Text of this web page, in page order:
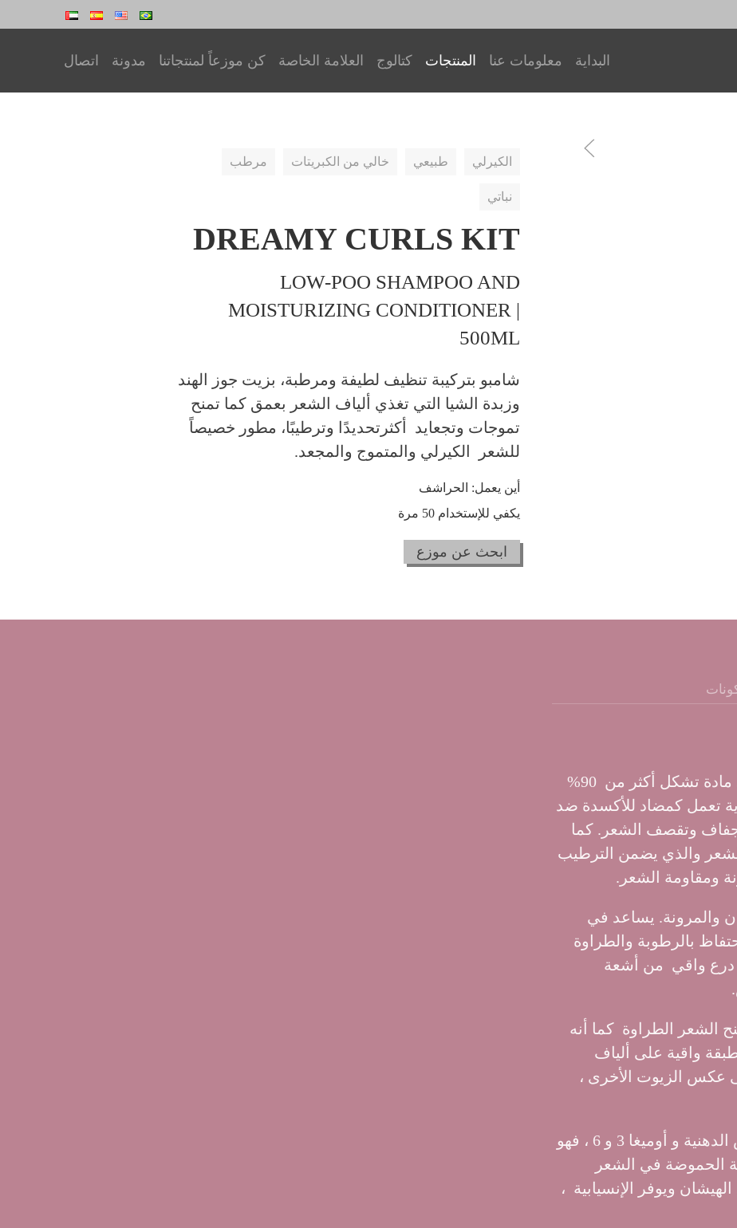
البداية معلومات عنا المنتجات كتالوج العلامة الخاصة كن موزعاً لمنتجاتنا مدونة اتصال
الكيرلي طبيعي خالي من الكبريتات مرطب
نباتي
DREAMY CURLS KIT
LOW-POO SHAMPOO AND
MOISTURIZING CONDITIONER |
500ML
شامبو بتركيبة تنظيف لطيفة ومرطبة، بزيت جوز الهند
وزبدة الشيا التي تغذي ألياف الشعر بعمق كما تمنح
تموجات وتجعايد أكثرتحديدًا وترطيبًا، مطور خصيصاً
للشعر الكيرلي والمتموج والمجعد.
أين يعمل: الحراشف
يكفي للإستخدام 50 مرة
ابحث عن موزع
مستخلص الشيا: الشيا غنية بالبروتين ، وهي مادة تشكل أكثر من 90%
تعمل كمضاد للأكسدة ضد
جفاف وتقصف الشعر. كما
ب2 المهم لصحة الشعر والذي يضمن الترطيب
ومقاومة الشعر.
والمرونة. يساعد في
بالرطوبة والطراوة
درع واقي من أشعة
الشعر الطراوة كما أنه
واقية على ألياف
عكس الزيوت الأخرى ،
مستخلص بذر الكتان: غني بالألياف وأحماض الدهنية و أوميغا 3 و 6 ، فهو
الحموضة في الشعر
ويوفر الإنسيابية ،